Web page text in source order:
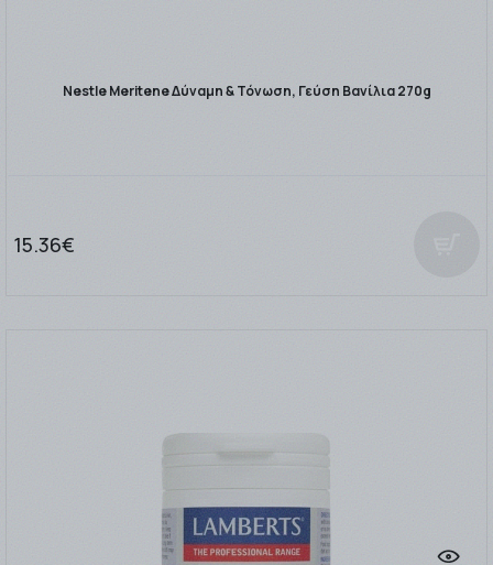
Nestle Meritene Δύναμη & Τόνωση, Γεύση Βανίλια 270g
15.36€